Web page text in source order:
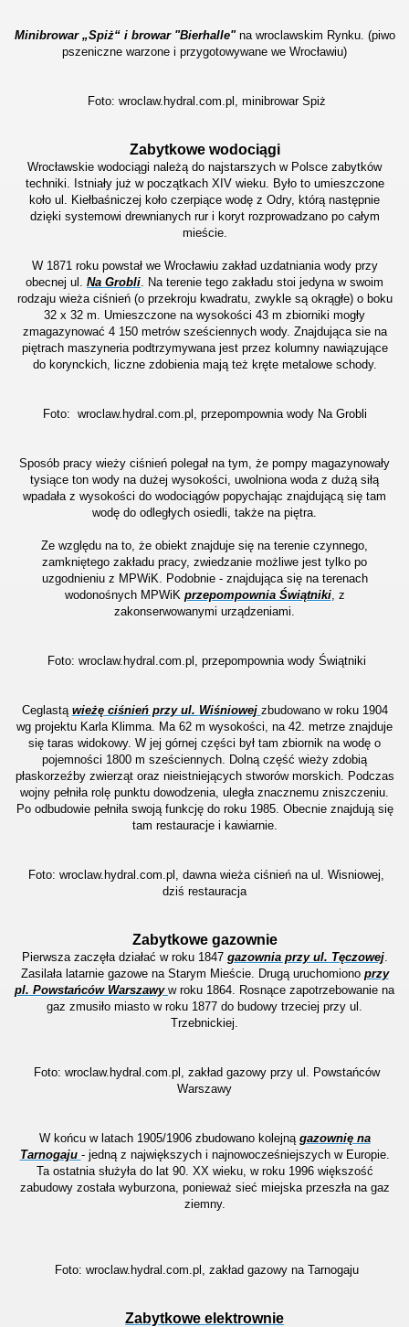
Minibrowar „Spiż“ i browar "Bierhalle" na wroclawskim Rynku. (piwo
pszeniczne warzone i przygotowywane we Wrocławiu)
Foto: wroclaw.hydral.com.pl, minibrowar Spiż
Zabytkowe wodociągi
Wrocławskie wodociągi należą do najstarszych w Polsce zabytków
techniki. Istniały już w początkach XIV wieku. Było to umieszczone
koło ul. Kiełbaśniczej koło czerpiące wodę z Odry, którą następnie
dzięki systemowi drewnianych rur i koryt rozprowadzano po całym
mieście.
W 1871 roku powstał we Wrocławiu zakład uzdatniania wody przy
obecnej ul. Na Grobli. Na terenie tego zakładu stoi jedyna w swoim
rodzaju wieża ciśnień (o przekroju kwadratu, zwykle są okrągłe) o boku
32 x 32 m. Umieszczone na wysokości 43 m zbiorniki mogły
zmagazynować 4 150 metrów sześciennych wody. Znajdująca sie na
piętrach maszyneria podtrzymywana jest przez kolumny nawiązujące
do korynckich, liczne zdobienia mają też kręte metalowe schody.
Foto: wroclaw.hydral.com.pl, przepompownia wody Na Grobli
Sposób pracy wieży ciśnień polegał na tym, że pompy magazynowały
tysiące ton wody na dużej wysokości, uwolniona woda z dużą siłą
wpadała z wysokości do wodociągów popychając znajdującą się tam
wodę do odległych osiedli, także na piętra.
Ze względu na to, że obiekt znajduje się na terenie czynnego,
zamkniętego zakładu pracy, zwiedzanie możliwe jest tylko po
uzgodnieniu z MPWiK. Podobnie - znajdująca się na terenach
wodonośnych MPWiK przepompownia Świątniki, z
zakonserwowanymi urządzeniami.
Foto: wroclaw.hydral.com.pl, przepompownia wody Świątniki
Ceglastą wieżę ciśnień przy ul. Wiśniowej zbudowano w roku 1904
wg projektu Karla Klimma. Ma 62 m wysokości, na 42. metrze znajduje
się taras widokowy. W jej górnej części był tam zbiornik na wodę o
pojemności 1800 m sześciennych. Dolną część wieży zdobią
płaskorzeźby zwierząt oraz nieistniejących stworów morskich. Podczas
wojny pełniła rolę punktu dowodzenia, uległa znacznemu zniszczeniu.
Po odbudowie pełniła swoją funkcję do roku 1985. Obecnie znajdują się
tam restauracje i kawiarnie.
Foto: wroclaw.hydral.com.pl, dawna wieża ciśnień na ul. Wisniowej,
dziś restauracja
Zabytkowe gazownie
Pierwsza zaczęła działać w roku 1847 gazownia przy ul. Tęczowej.
Zasilała latarnie gazowe na Starym Mieście. Drugą uruchomiono przy
pl. Powstańców Warszawy w roku 1864. Rosnące zapotrzebowanie na
gaz zmusiło miasto w roku 1877 do budowy trzeciej przy ul.
Trzebnickiej.
Foto: wroclaw.hydral.com.pl, zakład gazowy przy ul. Powstańców
Warszawy
W końcu w latach 1905/1906 zbudowano kolejną gazownię na
Tarnogaju - jedną z największych i najnowocześniejszych w Europie.
Ta ostatnia służyła do lat 90. XX wieku, w roku 1996 większość
zabudowy została wyburzona, ponieważ sieć miejska przeszła na gaz
ziemny.
Foto: wroclaw.hydral.com.pl, zakład gazowy na Tarnogaju
Zabytkowe elektrownie